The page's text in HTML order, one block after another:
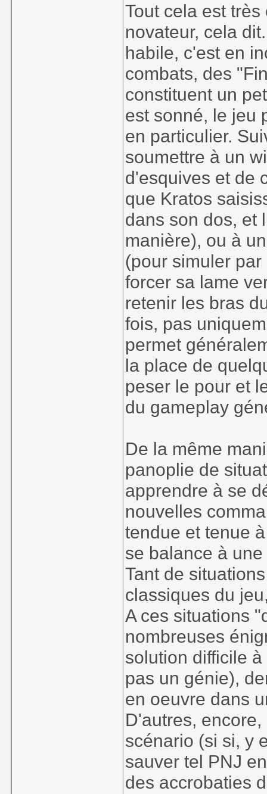
Tout cela est
novateur, cela
habile, c'est en
combats, des
constituent un
est sonné, le jeu
en particulier.
soumettre à un
d'esquives et de
que Kratos
dans son dos, et
manière), ou à
(pour simuler
forcer sa lame
retenir les bras
fois, pas
permet
la place de
peser le pour et
du gameplay
De la même
panoplie de
apprendre à se
nouvelles
tendue et tenue
se balance à
Tant de
classiques du
A ces situations
nombreuses
solution difficile
pas un génie),
en oeuvre dans
D'autres,
scénario (si si, y
sauver tel PNJ
des accrobaties